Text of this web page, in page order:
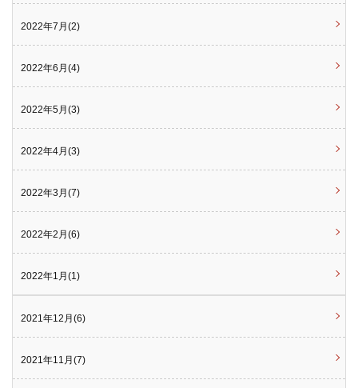
2022年7月(2)
2022年6月(4)
2022年5月(3)
2022年4月(3)
2022年3月(7)
2022年2月(6)
2022年1月(1)
2021年12月(6)
2021年11月(7)